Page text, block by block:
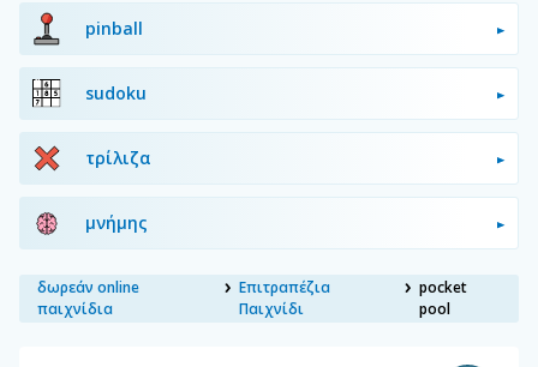
pinball
sudoku
τρίλιζα
μνήμης
δωρεάν online
παιχνίδια
Επιτραπέζια
Παιχνίδι
pocket
pool